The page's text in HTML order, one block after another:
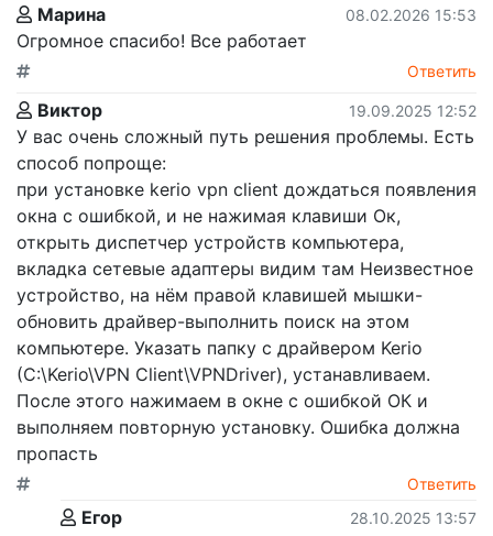
Марина 08.02.2026 15:53
Огромное спасибо! Все работает
Ответить
Виктор 19.09.2025 12:52
У вас очень сложный путь решения проблемы. Есть
способ попроще:
при установке kerio vpn client дождаться появления
окна с ошибкой, и не нажимая клавиши Ок,
открыть диспетчер устройств компьютера,
вкладка сетевые адаптеры видим там Неизвестное
устройство, на нём правой клавишей мышки-
обновить драйвер-выполнить поиск на этом
компьютере. Указать папку с драйвером Kerio
(C:\Kerio\VPN Client\VPNDriver), устанавливаем.
После этого нажимаем в окне с ошибкой ОК и
выполняем повторную установку. Ошибка должна
пропасть
Ответить
Егор 28.10.2025 13:57